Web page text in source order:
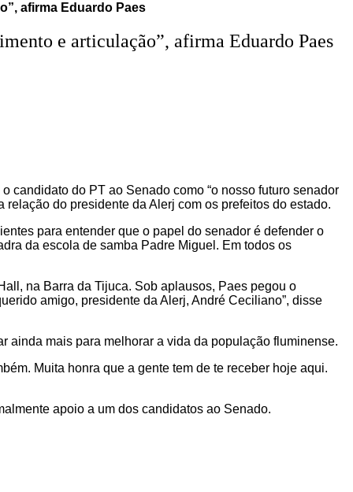
afirma Eduardo Paes
e articulação”, afirma Eduardo Paes
candidato do PT ao Senado como “o nosso futuro senador
do presidente da Alerj com os prefeitos do estado.
para entender que o papel do senador é defender o
da escola de samba Padre Miguel. Em todos os
na Barra da Tijuca. Sob aplausos, Paes pegou o
amigo, presidente da Alerj, André Ceciliano”, disse
ainda mais para melhorar a vida da população fluminense.
Muita honra que a gente tem de te receber hoje aqui.
apoio a um dos candidatos ao Senado.